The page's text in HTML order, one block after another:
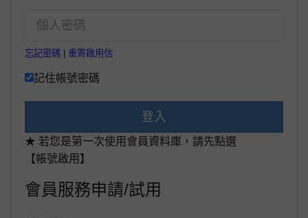
忘記密碼 重寄啟用信
記住帳號密碼
登入
★ 若您是第一次使用會員資料庫，請先點選
【帳號啟用】
會員服務申請/試用